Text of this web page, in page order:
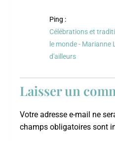
Ping :
Célébrations et
le monde - Marianne
d'ailleurs
Laisser un
Votre adresse e-mail ne
champs obligatoires sont